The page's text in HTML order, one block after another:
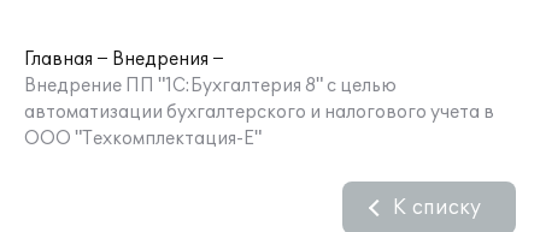
Главная
Внедрения
Внедрение ПП "1С:Бухгалтерия 8" с целью
автоматизации бухгалтерского и налогового учета в
ООО "Техкомплектация-Е"
К списку